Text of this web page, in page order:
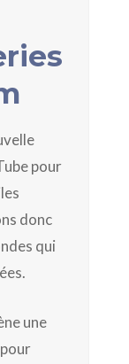
pour
donc
qui
une